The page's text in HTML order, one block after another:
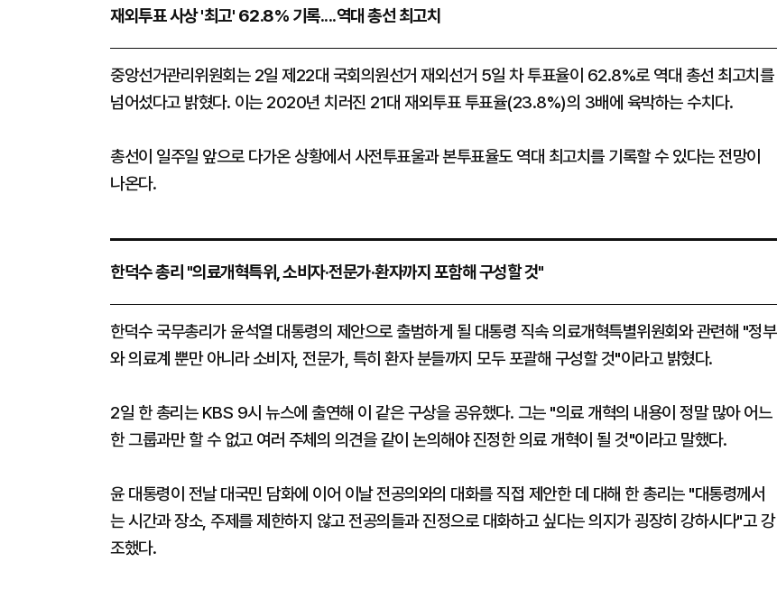
재외투표 사상 '최고' 62.8% 기록....역대 총선 최고치
중앙선거관리위원회는 2일 제22대 국회의원선거 재외선거 5일 차 투표율이 62.8%로 역대 총선 최고치를
넘어섰다고 밝혔다. 이는 2020년 치러진 21대 재외투표 투표율(23.8%)의 3배에 육박하는 수치다.
총선이 일주일 앞으로 다가온 상황에서 사전투표울과 본투표율도 역대 최고치를 기록할 수 있다는 전망이
나온다.
한덕수 총리 "의료개혁특위, 소비자·전문가·환자까지 포함해 구성할 것"
한덕수 국무총리가 윤석열 대통령의 제안으로 출범하게 될 대통령 직속 의료개혁특별위원회와 관련해 "정부
와 의료계 뿐만 아니라 소비자, 전문가, 특히 환자 분들까지 모두 포괄해 구성할 것"이라고 밝혔다.
2일 한 총리는 KBS 9시 뉴스에 출연해 이 같은 구상을 공유했다. 그는 "의료 개혁의 내용이 정말 많아 어느
한 그룹과만 할 수 없고 여러 주체의 의견을 같이 논의해야 진정한 의료 개혁이 될 것"이라고 말했다.
윤 대통령이 전날 대국민 담화에 이어 이날 전공의와의 대화를 직접 제안한 데 대해 한 총리는 "대통령께서
는 시간과 장소, 주제를 제한하지 않고 전공의들과 진정으로 대화하고 싶다는 의지가 굉장히 강하시다"고 강
조했다.